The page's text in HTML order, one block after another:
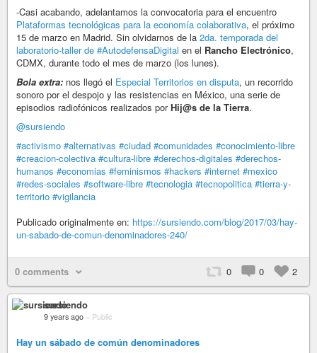
-Casi acabando, adelantamos la convocatoria para el encuentro
Plataformas tecnológicas para la economía colaborativa, el próximo
15 de marzo en Madrid. Sin olvidarnos de la 2da. temporada del
laboratorio-taller de #AutodefensaDigital en el Rancho Electrónico,
CDMX, durante todo el mes de marzo (los lunes).
Bola extra: nos llegó el Especial Territorios en disputa, un recorrido
sonoro por el despojo y las resistencias en México, una serie de
episodios radiofónicos realizados porHij@s de la Tierra.
@sursiendo
#activismo #alternativas #ciudad #comunidades #conocimiento-libre
#creacion-colectiva #cultura-libre #derechos-digitales #derechos-
humanos #economias #feminismos #hackers #internet #mexico
#redes-sociales #software-libre #tecnologia #tecnopolitica #tierra-y-
territorio #vigilancia
Publicado originalmente en: https://sursiendo.com/blog/2017/03/hay-
un-sabado-de-comun-denominadores-240/
0 comments 0 0 2
sursiendo
9 years ago – Public
Hay un sábado de común denominadores